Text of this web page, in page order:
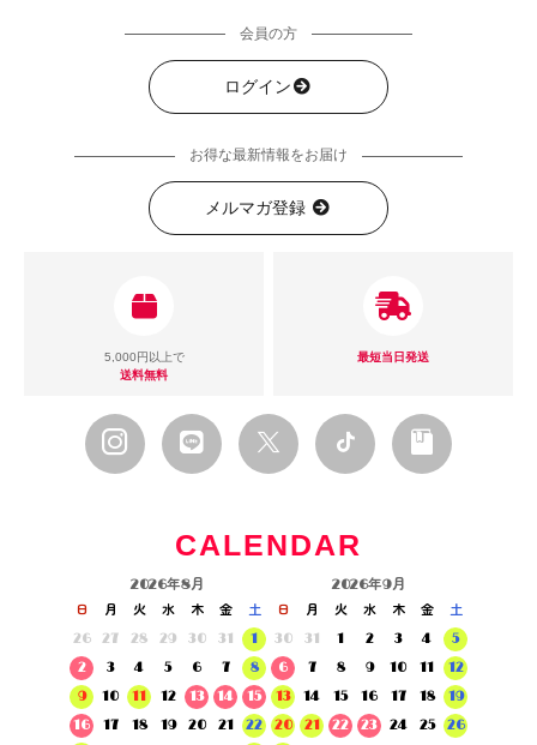
会員の方
ログイン
お得な最新情報をお届け
メルマガ登録
5,000円以上で
送料無料
最短当日発送
CALENDAR
2026年8月
日 月 火 水 木 金
土
26
27 28 29 30 31
1
2
3 4 5 6 7
8
9
10 11 12 13 14
15
16
17 18 19 20 21
22
2026年9月
日 月 火 水 木 金
土
30
31 1 2 3 4
5
6
7 8 9 10 11
12
13
14 15 16 17 18
19
20
21 22 23 24 25
26